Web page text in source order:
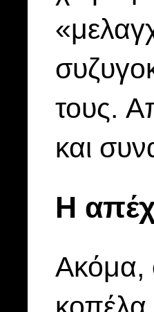
τους.
και
Η
Ακόμα,